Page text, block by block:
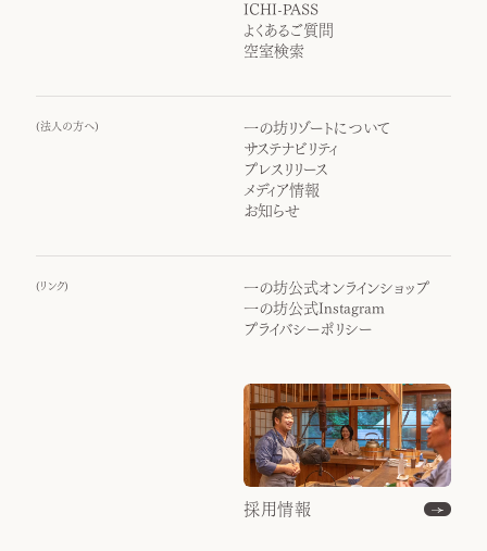
ICHI-PASS
よくあるご質問
空室検索
(法人の方へ)
一の坊リゾートについて
サステナビリティ
プレスリリース
メディア情報
お知らせ
( リンク)
一の坊公式オンラインショップ
一の坊公式Instagram
プライバシーポリシー
採用情報